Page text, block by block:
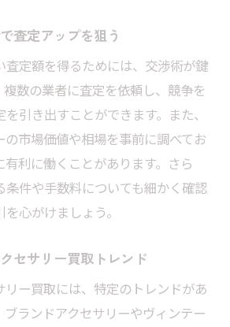
査定アップを狙う
査定額を得るためには、交渉術が鍵
複数の業者に査定を依頼し、競争を
引き出すことができます。また、
の市場価値や相場を事前に調べてお
有利に働くことがあります。さら
条件や手数料についても細かく確認
心がけましょう。
セサリー買取トレンド
リー買取には、特定のトレンドがあ
ブランドアクセサリーやヴィンテー